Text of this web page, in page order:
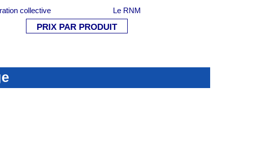
collective Le RNM
PRIX PAR PRODUIT